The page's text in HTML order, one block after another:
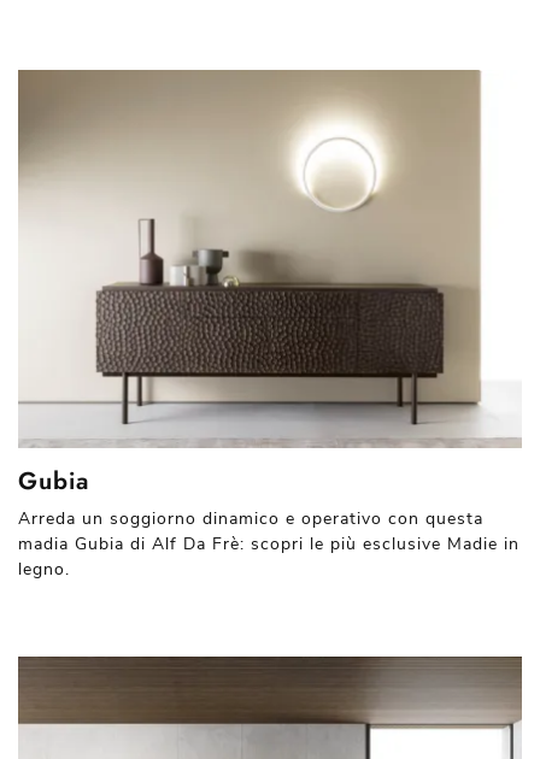
Gubia
Arreda un soggiorno dinamico e operativo con questa
madia Gubia di Alf Da Frè: scopri le più esclusive Madie in
legno.